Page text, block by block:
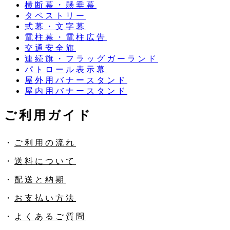
横断幕・懸垂幕
タペストリー
式幕・文字幕
電柱幕・電柱広告
交通安全旗
連続旗・フラッグガーランド
パトロール表示幕
屋外用バナースタンド
屋内用バナースタンド
ご利用ガイド
・ ご利用の流れ
・ 送料について
・ 配送と納期
・ お支払い方法
・ よくあるご質問